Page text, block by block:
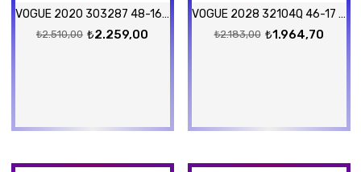
VOGUE 2020 303287 48-16 Güneş Gözlüğü
₺2.259,00
₺2.510,00
VOGUE 2028 32104Q 46-17 Güneş Gözlüğü
₺1.964,70
₺2.183,00